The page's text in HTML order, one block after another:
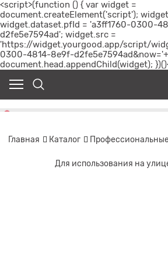
<script>(function () { var widget =
document.createElement('script');
widget.dataset.pfId = 'a3ff1760-0300-
d2fe5e7594ad'; widget.src =
'https://widget.yourgood.app/script/
0300-4814-8e9f-
document.head.appendChild(widget);
Главная Каталог
Для использования на